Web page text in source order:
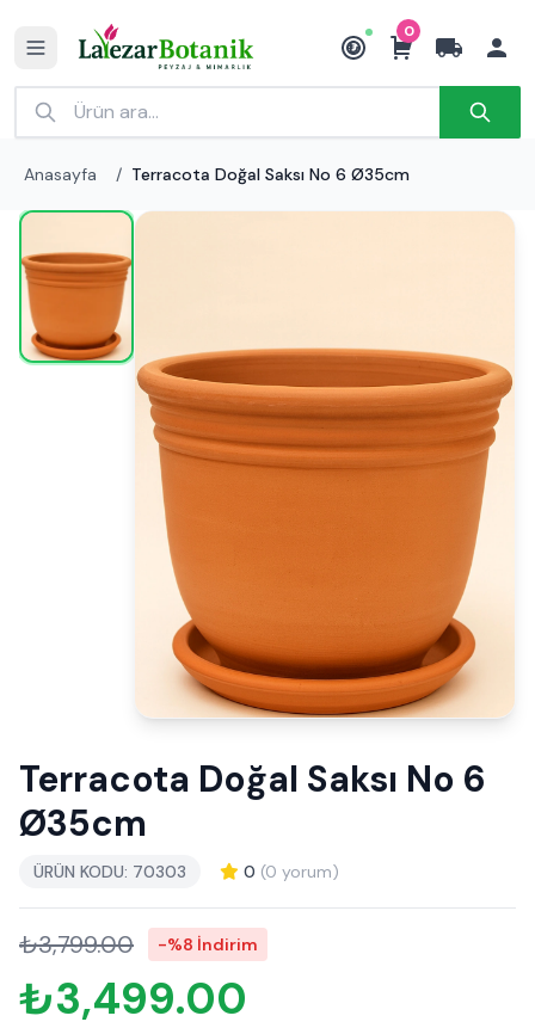
₺
0
Anasayfa / Terracota Doğal Saksı No 6 Ø35cm
Terracota Doğal Saksı No 6
Ø35cm
ÜRÜN KODU: 70303 0 (0 yorum)
₺3,799.00 -%8 İndirim
₺3,499.00